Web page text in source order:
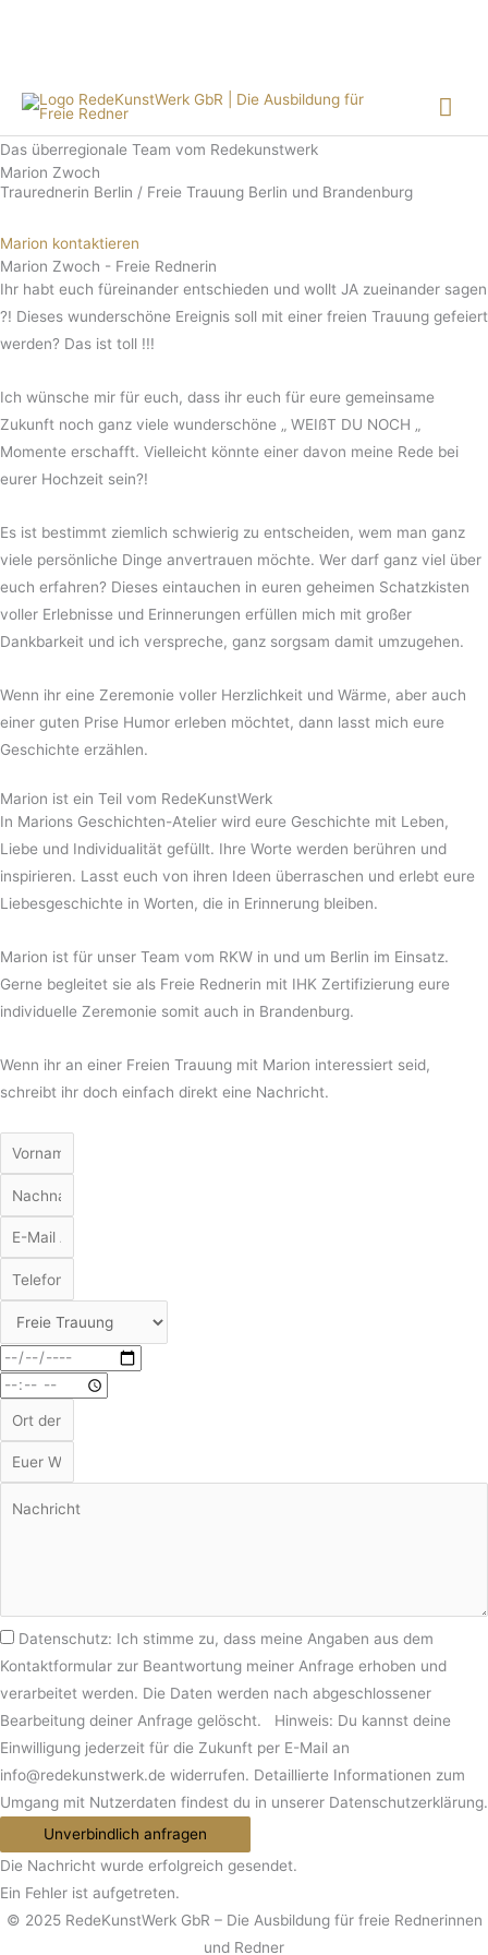
Das überregionale Team vom Redekunstwerk
Marion Zwoch
Traurednerin Berlin / Freie Trauung Berlin und Brandenburg
Marion kontaktieren
Marion Zwoch - Freie Rednerin
Ihr habt euch füreinander entschieden und wollt JA zueinander sagen
?! Dieses wunderschöne Ereignis soll mit einer freien Trauung gefeiert
werden? Das ist toll !!!
Ich wünsche mir für euch, dass ihr euch für eure gemeinsame
Zukunft noch ganz viele wunderschöne „ WEIßT DU NOCH „
Momente erschafft. Vielleicht könnte einer davon meine Rede bei
eurer Hochzeit sein?!
Es ist bestimmt ziemlich schwierig zu entscheiden, wem man ganz
viele persönliche Dinge anvertrauen möchte. Wer darf ganz viel über
euch erfahren? Dieses eintauchen in euren geheimen Schatzkisten
voller Erlebnisse und Erinnerungen erfüllen mich mit großer
Dankbarkeit und ich verspreche, ganz sorgsam damit umzugehen.
Wenn ihr eine Zeremonie voller Herzlichkeit und Wärme, aber auch
einer guten Prise Humor erleben möchtet, dann lasst mich eure
Geschichte erzählen.
Marion ist ein Teil vom RedeKunstWerk
In Marions Geschichten-Atelier wird eure Geschichte mit Leben,
Liebe und Individualität gefüllt. Ihre Worte werden berühren und
inspirieren. Lasst euch von ihren Ideen überraschen und erlebt eure
Liebesgeschichte in Worten, die in Erinnerung bleiben.
Marion ist für unser Team vom RKW in und um Berlin im Einsatz.
Gerne begleitet sie als Freie Rednerin mit IHK Zertifizierung eure
individuelle Zeremonie somit auch in Brandenburg.
Wenn ihr an einer Freien Trauung mit Marion interessiert seid,
schreibt ihr doch einfach direkt eine Nachricht.
Datenschutz: Ich stimme zu, dass meine Angaben aus dem
Kontaktformular zur Beantwortung meiner Anfrage erhoben und
verarbeitet werden. Die Daten werden nach abgeschlossener
Bearbeitung deiner Anfrage gelöscht. Hinweis: Du kannst deine
Einwilligung jederzeit für die Zukunft per E-Mail an
info@redekunstwerk.de widerrufen. Detaillierte Informationen zum
Umgang mit Nutzerdaten findest du in unserer Datenschutzerklärung.
Unverbindlich anfragen
Die Nachricht wurde erfolgreich gesendet.
Ein Fehler ist aufgetreten.
© 2025 RedeKunstWerk GbR – Die Ausbildung für freie Rednerinnen
und Redner